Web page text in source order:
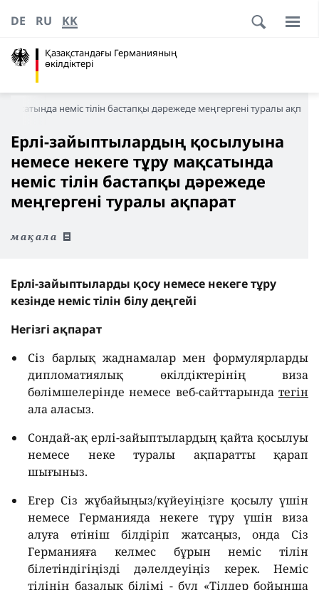
Қазақстандағы Германияның
өкілдіктері
DE RU KK
неміс тілін бастапқы дәрежеде меңгергені туралы
Ерлі-зайыптылардың қосылуына
немесе некеге тұру мақсатында
неміс тілін бастапқы дәрежеде
меңгергені туралы ақпарат
мақала
Ерлі-зайыптыларды қосу немесе некеге тұру
кезінде неміс тілін білу деңгейі
Негізгі ақпарат
Сіз барлық жаднамалар мен формулярларды
дипломатиялық өкілдіктерінің виза
бөлімшелерінде немесе веб-сайттарында тегін
ала аласыз.
Сондай-ақ ерлі-зайыптылардың қайта қосылуы
немесе неке туралы ақпаратты қарап
шығыныз.
Егер Сіз жұбайыңыз/күйеуіңізге қосылу үшін
немесе Германияда некеге тұру үшін виза
алуға өтініш білдіріп жатсаңыз, онда Сіз
Германияға келмес бұрын неміс тілін
білетіндігіңізді дәлелдеуіңіз керек. Неміс
тілінің базалық білімі - бұл «Тілдер бойынша